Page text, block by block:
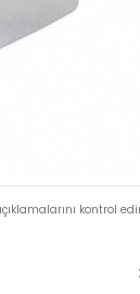
kontrol